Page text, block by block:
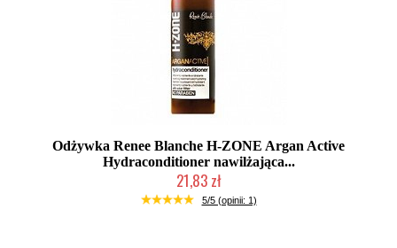
Odżywka Renee Blanche H-ZONE Argan Active
Hydraconditioner nawilżająca...
21,83 zł
Produkt wycofany
5/5 (opinii: 1)